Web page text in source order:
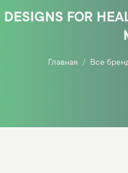
DESIGNS FOR
Главная Все